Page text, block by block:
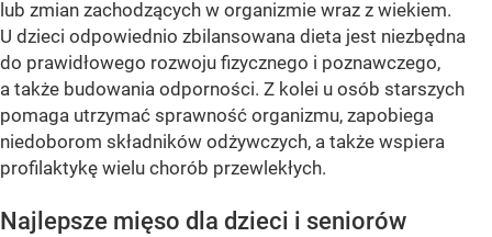
lub zmian zachodzących w organizmie wraz z wiekiem.
U dzieci odpowiednio zbilansowana dieta jest niezbędna
do prawidłowego rozwoju fizycznego i poznawczego,
a także budowania odporności. Z kolei u osób starszych
pomaga utrzymać sprawność organizmu, zapobiega
niedoborom składników odżywczych, a także wspiera
profilaktykę wielu chorób przewlekłych.
Najlepsze mięso dla dzieci i seniorów